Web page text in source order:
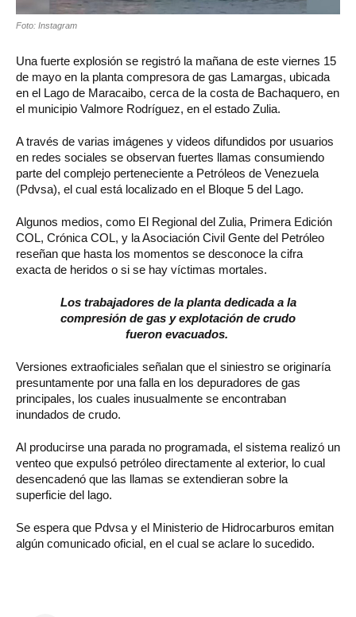
Foto: Instagram
Una fuerte explosión se registró la mañana de este viernes 15
de mayo en la planta compresora de gas Lamargas, ubicada
en el Lago de Maracaibo, cerca de la costa de Bachaquero, en
el municipio Valmore Rodríguez, en el estado Zulia.
A través de varias imágenes y videos difundidos por usuarios
en redes sociales se observan fuertes llamas consumiendo
parte del complejo perteneciente a Petróleos de Venezuela
(Pdvsa), el cual está localizado en el Bloque 5 del Lago.
Algunos medios, como El Regional del Zulia, Primera Edición
COL, Crónica COL, y la Asociación Civil Gente del Petróleo
reseñan que hasta los momentos se desconoce la cifra
exacta de heridos o si se hay víctimas mortales.
Los trabajadores de la planta dedicada a la
compresión de gas y explotación de crudo
fueron evacuados.
Versiones extraoficiales señalan que el siniestro se originaría
presuntamente por una falla en los depuradores de gas
principales, los cuales inusualmente se encontraban
inundados de crudo.
Al producirse una parada no programada, el sistema realizó un
venteo que expulsó petróleo directamente al exterior, lo cual
desencadenó que las llamas se extendieran sobre la
superficie del lago.
Se espera que Pdvsa y el Ministerio de Hidrocarburos emitan
algún comunicado oficial, en el cual se aclare lo sucedido.